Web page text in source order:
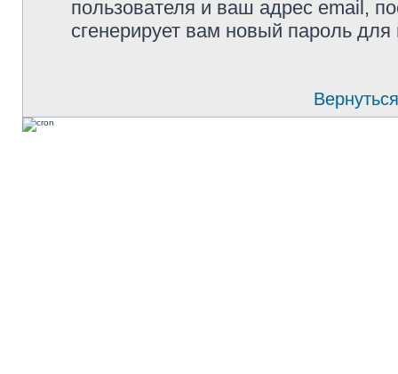
пользователя и ваш адрес email,
сгенерирует вам новый пароль